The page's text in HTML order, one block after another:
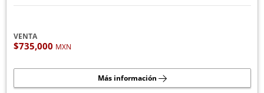
VENTA
$735,000 MXN
Más información